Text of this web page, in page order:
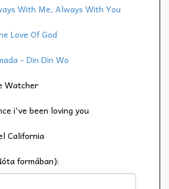
With Me, Always With You
Love Of God
- Din Din Wo
Watcher
i've been loving you
California
formában):